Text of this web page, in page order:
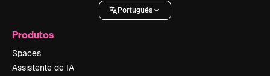
Português
Produtos
Spaces
Assistente de IA